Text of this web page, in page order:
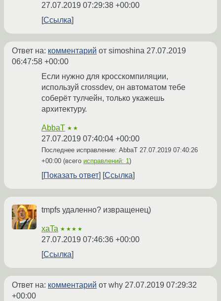
27.07.2019 07:29:38 +00:00
Ссылка
Ответ на: комментарий от simoshina 27.07.2019
06:47:58 +00:00
Если нужно для кросскомпиляции,
используй crossdev, он автоматом тебе
соберёт тулчейн, только укажешь
архитектуру.
AbbaT ★★
27.07.2019 07:40:04 +00:00
Последнее исправление: AbbaT 27.07.2019 07:40:26
+00:00 (всего исправлений: 1)
Показать ответ Ссылка
tmpfs удаленно? извращенец)
xaTa ★★★★
27.07.2019 07:46:36 +00:00
Ссылка
Ответ на: комментарий от why 27.07.2019 07:29:32
+00:00